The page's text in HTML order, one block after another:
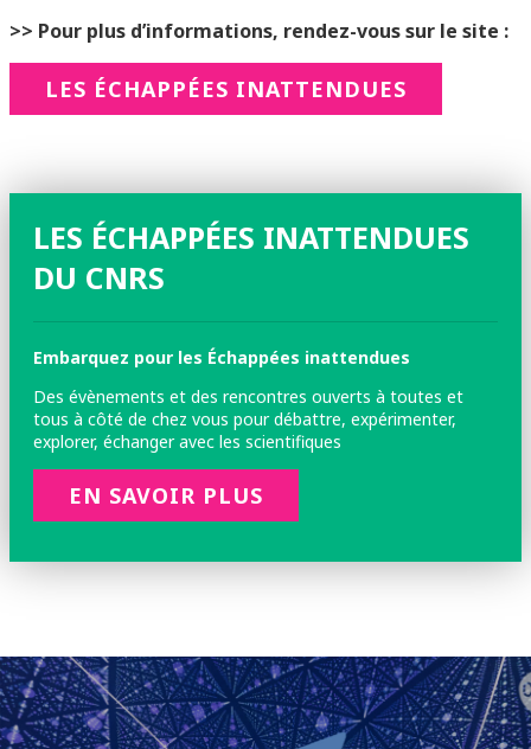
>> Pour plus d’informations, rendez-vous sur le site :
LES ÉCHAPPÉES INATTENDUES
LES ÉCHAPPÉES INATTENDUES
DU CNRS
Embarquez pour les Échappées inattendues
Des évènements et des rencontres ouverts à toutes et
tous à côté de chez vous pour débattre, expérimenter,
explorer, échanger avec les scientifiques
EN SAVOIR PLUS